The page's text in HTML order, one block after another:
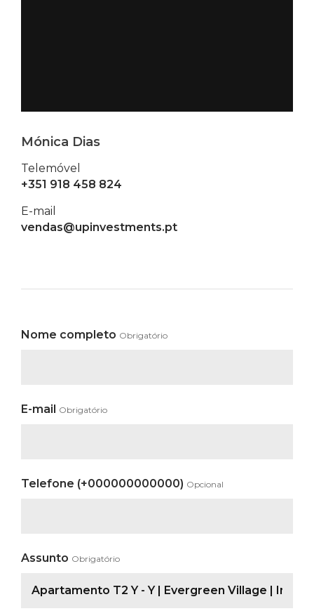
Mónica Dias
Telemóvel
+351 918 458 824
E-mail
vendas@upinvestments.pt
Nome completo Obrigatório
E-mail Obrigatório
Telefone (+000000000000) Opcional
Assunto Obrigatório